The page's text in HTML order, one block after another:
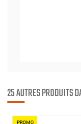
25 AUTRES PRODUITS
PROMO